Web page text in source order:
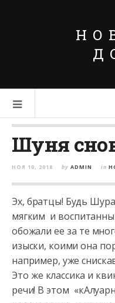
Шуня
НОЯ 10, 2018 by ADMIN in
Эх, братцы! Будь
мягким и
обожали ее за те
изыски, коими она
например, уже
Это же классика и
речи! В этом